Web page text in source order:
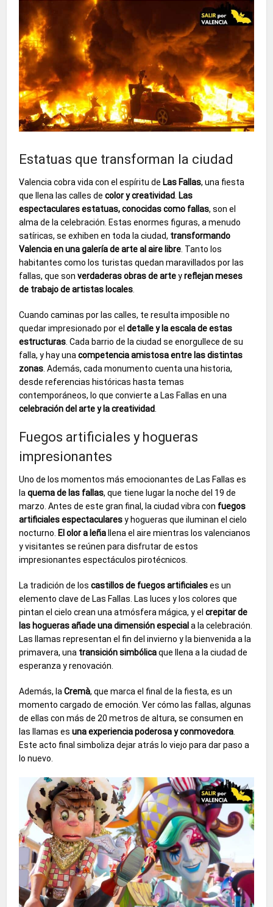
Estatuas que transforman la ciudad
Valencia cobra vida con el espíritu de Las Fallas, una fiesta
que llena las calles decolor y creatividad
Las
espectaculares estatuas, conocidas como fallas, son el
alma de la celebración. Estas enormes figuras, a menudo
satíricas, se exhiben en toda la ciudad, transformando
Valencia en una galería de arte al aire libre . Tanto los
habitantes como los turistas quedan maravillados por las
fallas, que sonverdaderas obras de arteyreflejan meses
de trabajo de artistas locales
Cuando caminas por las calles, te resulta imposible no
quedar impresionado por eldetalle y la escala de estas
estructuras . Cada barrio de la ciudad se enorgullece de su
falla, y hay unacompetencia amistosa entre las distintas
zonas . Además, cada monumento cuenta una historia,
desde referencias históricas hasta temas
contemporáneos, lo que convierte a Las Fallas en una
celebración del arte y la creatividad
Fuegos artificiales y hogueras
impresionantes
Uno de los momentos más emocionantes de Las Fallas es
laquema de las fallas, que tiene lugar la noche del 19 de
marzo. Antes de este gran final, la ciudad vibra con fuegos
artificiales espectacularesy hogueras que iluminan el cielo
nocturno. El olor a leña llena el aire mientras los valencianos
y visitantes se reúnen para disfrutar de estos
impresionantes espectáculos pirotécnicos.
La tradición de loscastillos de fuegos artificialeses un
elemento clave de Las Fallas. Las luces y los colores que
pintan el cielo crean una atmósfera mágica, y elcrepitar de
las hogueras añade una dimensión especial a la celebración.
Las llamas representan el fin del invierno y la bienvenida a la
primavera, una transición simbólicaque llena a la ciudad de
esperanza y renovación.
Además, laCremà, que marca el final de la fiesta, es un
momento cargado de emoción. Ver cómo las fallas, algunas
de ellas con más de 20 metros de altura, se consumen en
las llamas esuna experiencia poderosa y conmovedora
Este acto final simboliza dejar atrás lo viejo para dar paso a
lo nuevo.